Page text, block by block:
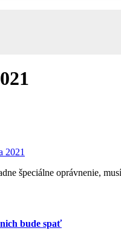
2021
špeciálne oprávnenie,
bude spať